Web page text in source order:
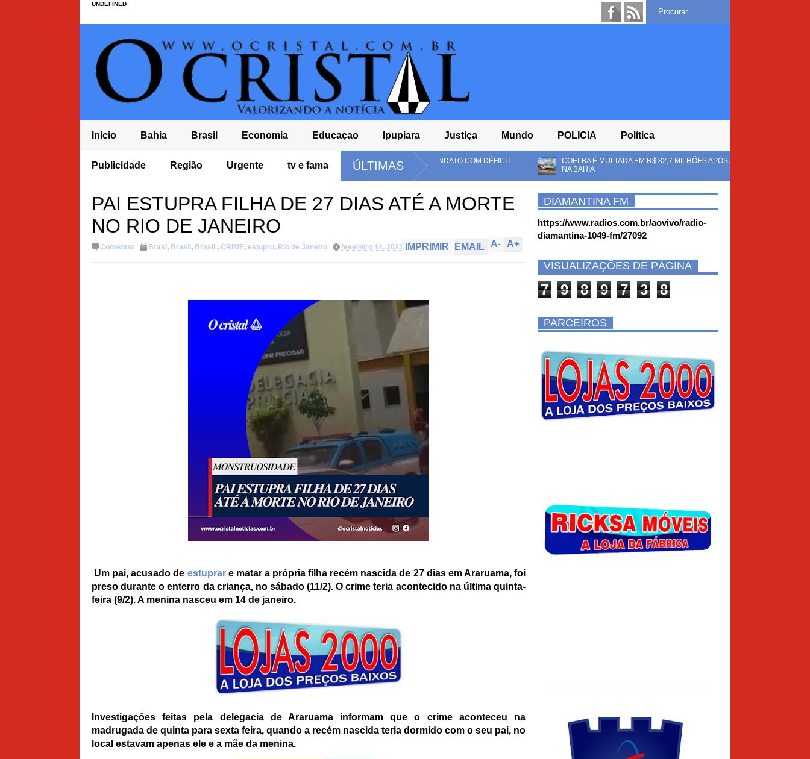
UNDEFINED
Início Bahia Brasil Economia Educaçao Ipupiara Justiça Mundo POLICIA Política
Publicidade Região Urgente tv e fama ÚLTIMAS
DÍVIDA PÚBLICA CHEGA A R$ 10,8 TRILHÕES E LULA DEVE ENCERRAR MANDATO COM DÉFICIT
RECORDE
COELBA É MULTADA EM R$ 82,7 MILHÕES APÓS ANEL APONTAR IRREGULARIDADES CONTRA
PAI ESTUPRA FILHA DE 27 DIAS ATÉ A MORTE
NO RIO DE JANEIRO
Comentar Brasi, Brasil , Brasil., CRIME, estupro, Rio de Janeiro fevereiro 14, 2023 A+
A-
IMPRIMIR EMAIL
Um pai, acusado de estuprare matar a própria filha recém nascida de 27 dias em Araruama, foi
preso durante o enterro da criança, no sábado (11/2). O crime teria acontecido na última quinta-
feira (9/2). A menina nasceu em 14 de janeiro.
Investigações feitas pela delegacia de Araruama informam que o crime aconteceu na
madrugada de quinta para sexta feira, quando a recém nascida teria dormido com o seu pai, no
local estavam apenas ele e a mãe da menina.
DIAMANTINA FM
https://www.radios.com.br/aovivo/radio-
diamantina-1049-fm/27092
VISUALIZAÇÕES DE PÁGINA
7 9 8 9 7 3 8
PARCEIROS